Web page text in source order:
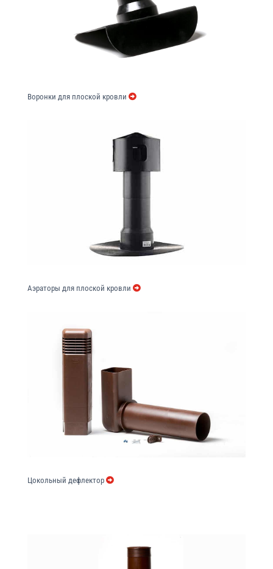
Воронки для плоской кровли
Аэраторы для плоской кровли
Цокольный дефлектор